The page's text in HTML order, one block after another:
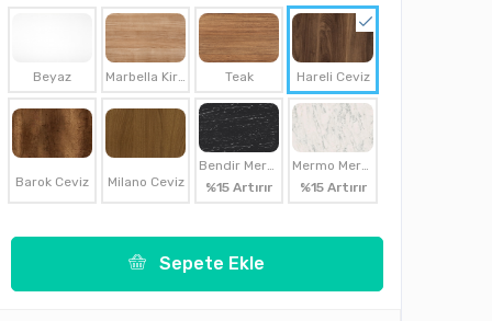
Beyaz Marbella Kirazı Teak Hareli Ceviz
Barok Ceviz Milano Ceviz
%15 Artırır
%15 Artırır
Sepete Ekle